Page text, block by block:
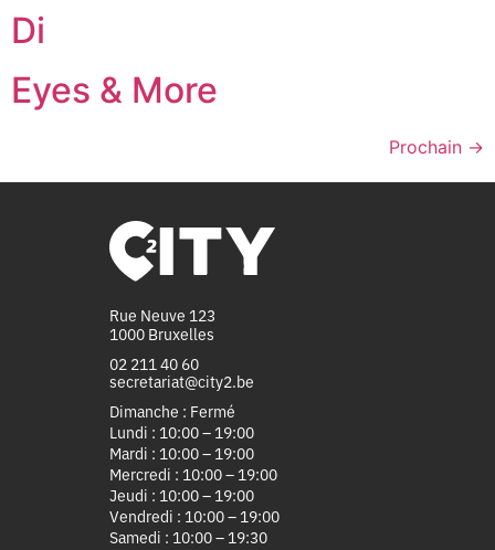
Di
Eyes & More
Prochain →
Rue Neuve 123
1000 Bruxelles
02 211 40 60
secretariat@city2.be
Dimanche : Fermé
Lundi : 10:00 – 19:00
Mardi : 10:00 – 19:00
Mercredi : 10:00 – 19:00
Jeudi : 10:00 – 19:00
Vendredi : 10:00 – 19:00
Samedi : 10:00 – 19:30